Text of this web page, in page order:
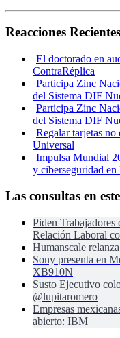
Reacciones Recientes
El doctorado en
ContraRéplica
Participa Zinc
del Sistema DIF
Participa Zinc
del Sistema DIF
Regalar tarjetas
Universal
Impulsa Mundial
y ciberseguridad
Las consultas en
Piden Trabajadores
Relación Laboral
Humanscale
Sony presenta en
XB910N
Susto Ejecutivo
@lupitaromero
Empresas
abierto: IBM